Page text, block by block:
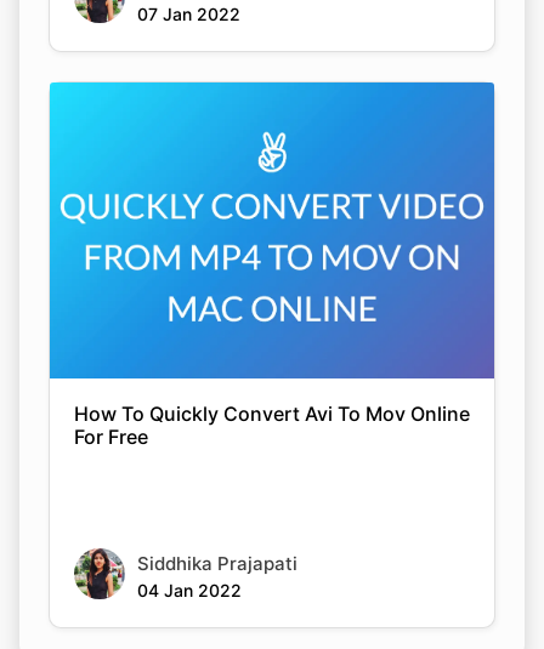
07 Jan 2022
How To Quickly Convert Avi To Mov Online
For Free
Siddhika Prajapati
04 Jan 2022